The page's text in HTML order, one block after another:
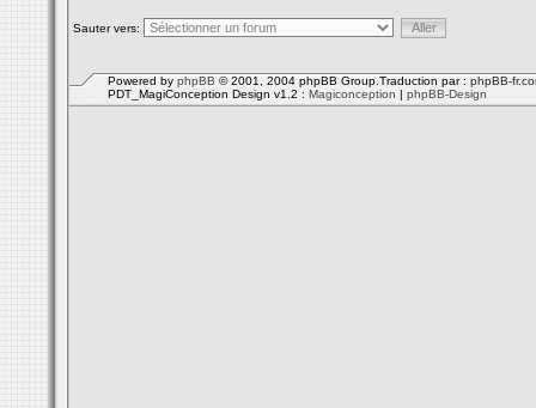
Sauter vers:
Powered by phpBB © 2001, 2004 phpBB Group.Traduction par : phpBB-
PDT_MagiConception Design v1.2 : Magiconception | phpBB-Design